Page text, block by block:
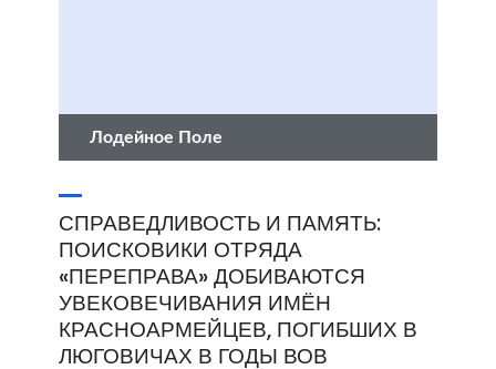
Лодейное Поле
СПРАВЕДЛИВОСТЬ И ПАМЯТЬ:
ПОИСКОВИКИ ОТРЯДА
«ПЕРЕПРАВА» ДОБИВАЮТСЯ
УВЕКОВЕЧИВАНИЯ ИМЁН
КРАСНОАРМЕЙЦЕВ, ПОГИБШИХ В
ЛЮГОВИЧАХ В ГОДЫ ВОВ